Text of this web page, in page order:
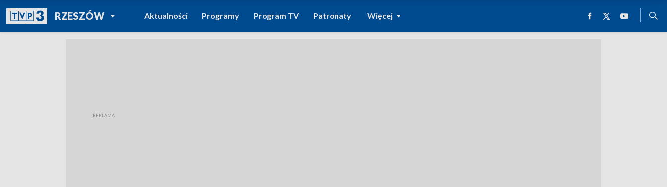
RZESZÓWPOWRÓT DO
TVP REGIONY
Aktualności Programy Program TV Patronaty Więcej